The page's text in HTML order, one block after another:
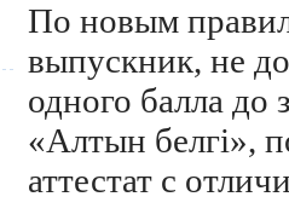
По новым
выпускник, не
одного балла до
«Алтын белгi»,
аттестат с